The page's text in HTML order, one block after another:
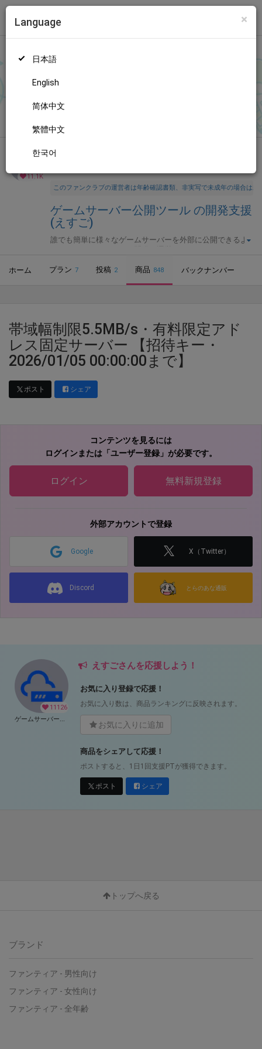
トップ
×
Language
日本語
English
简体中文
繁體中文
한국어
のファンが応援しています。
ンの招待キーです。
11.1K
全年齢向け
このファンクラブの運営者は年齢確認書類、非実写で未成年の場合は
ゲームサーバー公開ツール の開発支援
(えすご)
誰でも簡単に様々なゲームサーバーを外部に公開できるよ
ホーム プラン 7 投稿 2 商品 848 バックナンバー
帯域幅制限5.5MB/s・有料限定アド
レス固定サーバー 【招待キー・
2026/01/05 00:00:00まで】
ポスト シェア
コンテンツを見るには
ログインまたは「ユーザー登録」が必要です。
ログイン 無料新規登録
外部アカウントで登録
Google X（Twitter）
Discord とらのあな通販
11126
ゲームサーバー公開ツール の開発支援
えすごさんを応援しよう！
お気に入り登録で応援！
お気に入り数は、商品ランキングに反映されます。
お気に入りに追加
商品をシェアして応援！
ポストすると、1日1回支援PTが獲得できます。
ポスト シェア
トップへ戻る
ブランド
ファンティア - 男性向け
ファンティア - 女性向け
ファンティア - 全年齢